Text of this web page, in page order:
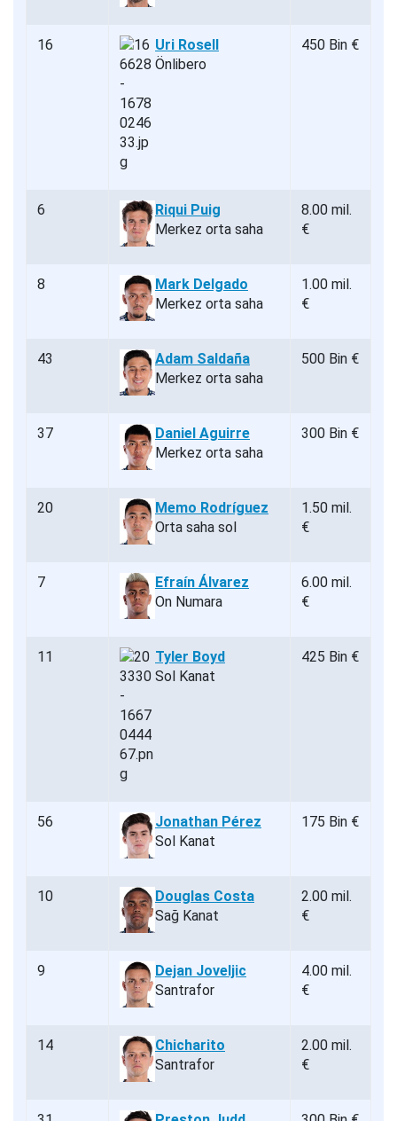
16
Uri Rosell
Önlibero
450 Bin €
6
Riqui Puig
Merkez orta saha
8.00 mil.
€
8
Mark Delgado
Merkez orta saha
1.00 mil.
€
43
Adam Saldaña
Merkez orta saha
500 Bin €
37
Daniel Aguirre
Merkez orta saha
300 Bin €
20
Memo Rodríguez
Orta saha sol
1.50 mil.
€
7
Efraín Álvarez
On Numara
6.00 mil.
€
11
Tyler Boyd
Sol Kanat
425 Bin €
56
Jonathan Pérez
Sol Kanat
175 Bin €
10
Douglas Costa
Sağ Kanat
2.00 mil.
€
9
Dejan Joveljic
Santrafor
4.00 mil.
€
14
Chicharito
Santrafor
2.00 mil.
€